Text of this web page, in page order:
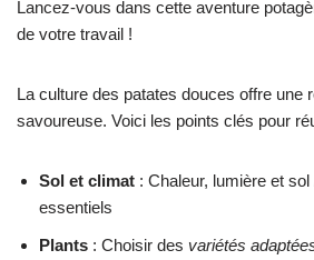
Lancez-vous dans cette aventure
de votre travail !
La culture des patates douces offre une
savoureuse. Voici les points clés pour
Sol et climat : Chaleur, lumière et sol
essentiels
Plants : Choisir des variétés